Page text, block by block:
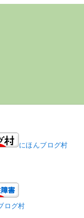
にほんブログ村
ログ村